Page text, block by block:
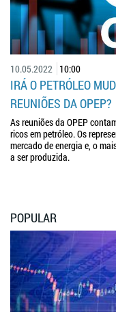
10.05.2022 10:00
IRÁ O PETRÓLEO
REUNIÕES DA OPEP?
As reuniões da OPEP
ricos em petróleo. Os
mercado de energia e, o
a ser produzida.
POPULAR